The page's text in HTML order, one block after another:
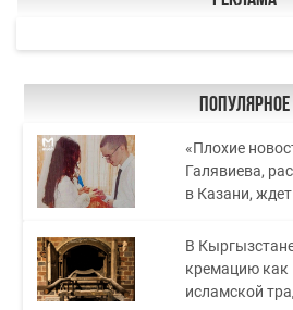
Популярное
«Плохие
Галявиева,
в Казани,
В
кремацию
исламской